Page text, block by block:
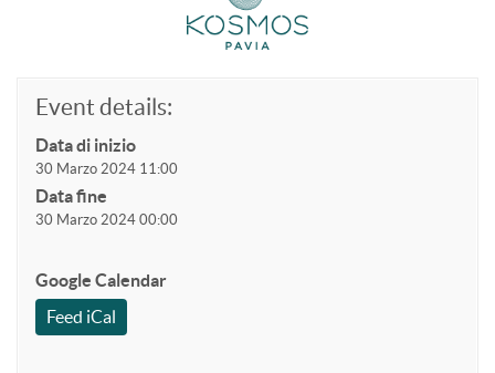
Event details:
Data di inizio
30 Marzo 2024 11:00
Data fine
30 Marzo 2024 00:00
Google Calendar
Feed iCal